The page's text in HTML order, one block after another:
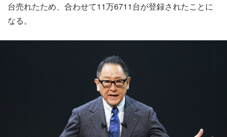
台売れたため、合わせて11万6711台が登録されたことに
なる。